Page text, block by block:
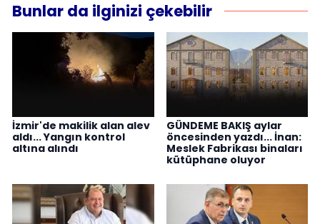
Bunlar da ilginizi çekebilir
İzmir'de makilik alan alev
aldı... Yangın kontrol
altına alındı
GÜNDEME BAKIŞ aylar
öncesinden yazdı... İnan:
Meslek Fabrikası binaları
kütüphane oluyor